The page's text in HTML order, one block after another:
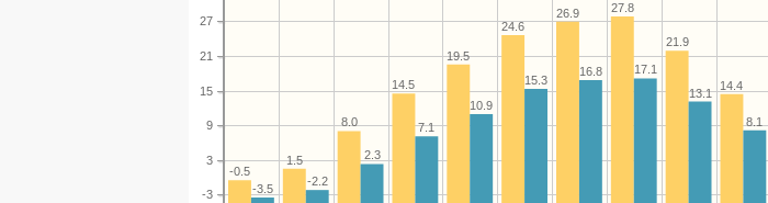
-3
3
9
15
21
27
14.4
21.9
27.8
26.9
24.6
19.5
14.5
8.0
1.5
-0.5
8.1
13.1
17.1
16.8
15.3
10.9
7.1
2.3
-2.2
-3.5